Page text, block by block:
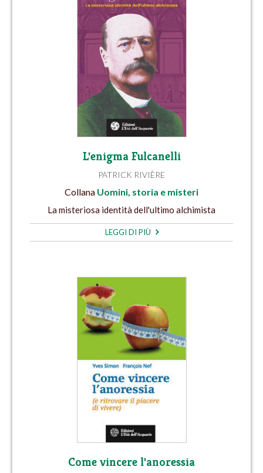
L'enigma Fulcanelli
PATRICK RIVIÈRE
Collana Uomini, storia e misteri
La misteriosa identità dell'ultimo alchimista
LEGGI DI PIÙ
Come vincere l'anoressia